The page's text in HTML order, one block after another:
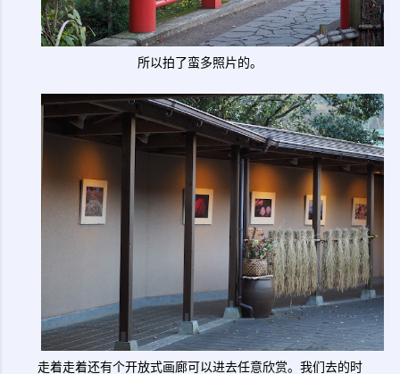
所以拍了蛮多照片的。
走着走着还有个开放式画廊可以进去任意欣赏。我们去的时